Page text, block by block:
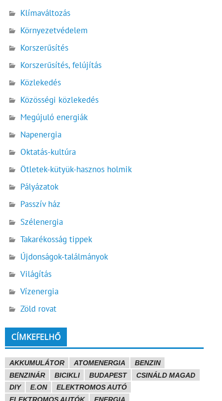
Klímaváltozás
Környezetvédelem
Korszerűsítés
Korszerűsítés, felújítás
Közlekedés
Közösségi közlekedés
Megújuló energiák
Napenergia
Oktatás-kultúra
Ötletek-kütyük-hasznos holmik
Pályázatok
Passzív ház
Szélenergia
Takarékosság tippek
Újdonságok-találmányok
Világítás
Vízenergia
Zöld rovat
CÍMKEFELHŐ
AKKUMULÁTOR ATOMENERGIA
BENZIN
BENZINÁR
BICIKLI BUDAPEST
CSINÁLD MAGAD
DIY
E.ON
ELEKTROMOS AUTÓ
ELEKTROMOS AUTÓK
ENERGIA